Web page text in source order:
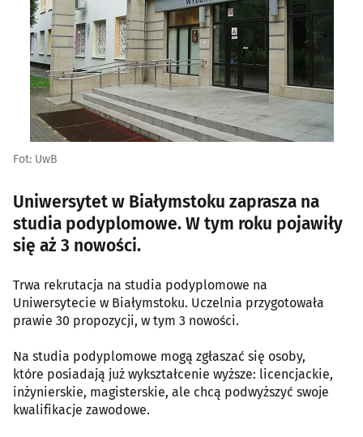
Fot: UwB
Uniwersytet w Białymstoku zaprasza na
studia podyplomowe. W tym roku pojawiły
się aż 3 nowości.
Trwa rekrutacja na studia podyplomowe na
Uniwersytecie w Białymstoku. Uczelnia przygotowała
prawie 30 propozycji, w tym 3 nowości.
Na studia podyplomowe mogą zgłaszać się osoby,
które posiadają już wykształcenie wyższe: licencjackie,
inżynierskie, magisterskie, ale chcą podwyższyć swoje
kwalifikacje zawodowe.